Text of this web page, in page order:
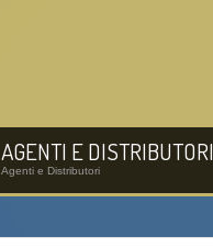
AGENTI E DISTRIBUTORI
Agenti e Distributori